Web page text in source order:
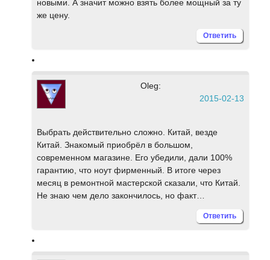
новыми. А значит можно взять более мощный за ту
же цену.
Ответить
Oleg:
2015-02-13
Выбрать действительно сложно. Китай, везде
Китай. Знакомый приобрёл в большом,
современном магазине. Его убедили, дали 100%
гарантию, что ноут фирменный. В итоге через
месяц в ремонтной мастерской сказали, что Китай.
Не знаю чем дело закончилось, но факт…
Ответить